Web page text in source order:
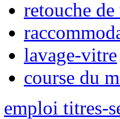
retouche de
lavage-vitre
course du
emploi titres-